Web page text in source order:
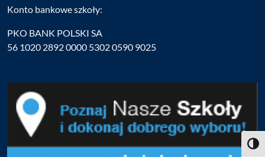
Konto bankowe szkoły:
PKO BANK POLSKI SA
56 1020 2892 0000 5302 0590 9025